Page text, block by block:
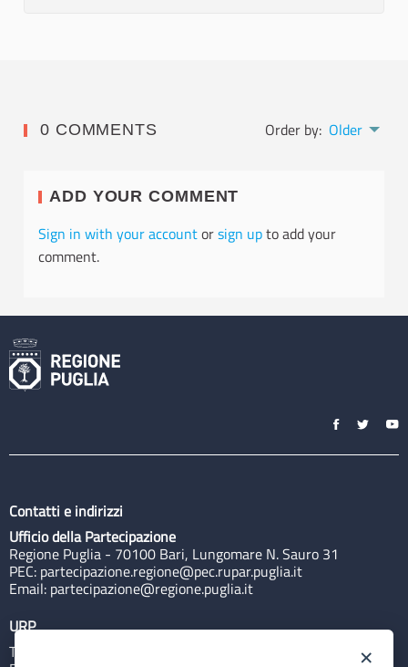
0 COMMENTS Order by: Older
ADD YOUR COMMENT
Sign in with your accountorsign upto add your
comment.
Contatti e indirizzi
Ufficio della Partecipazione
Regione Puglia - 70100 Bari, Lungomare N. Sauro 31
PEC: partecipazione.regione@pec.rupar.puglia.it
Email: partecipazione@regione.puglia.it
URP
Tel: 800713939
×